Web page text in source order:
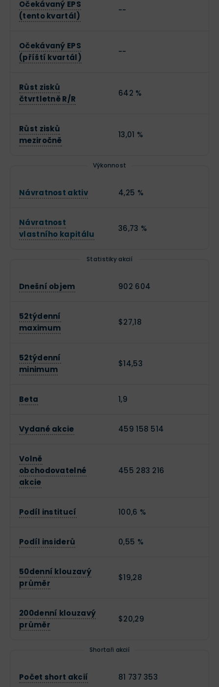
Očekávaný EPS
(tento kvartál)
--
Očekávaný EPS
(příští kvartál)
--
Růst zisků
čtvrtletně R/R
642 %
Růst zisků
meziročně
13,01 %
Výkonnost
Návratnost aktiv 4,25 %
Návratnost
vlastního kapitálu
36,73 %
Statistiky akcií
Dnešní objem 902 604
52týdenní
maximum
$27,18
52týdenní
minimum
$14,53
Beta 1,9
Vydané akcie 459 158 514
Volně
obchodovatelné
akcie
455 283 216
Podíl institucí 100,6 %
Podíl insiderů 0,55 %
50denní klouzavý
průměr
$19,28
200denní klouzavý
průměr
$20,29
Shortaři akcií
Počet short akcií 81 737 353